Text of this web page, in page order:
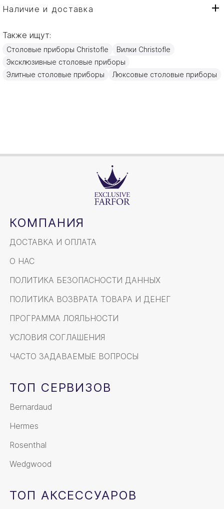
Бренд
Страна производителя
Материал
Посеребрение
Объем / Размер
20см
Наличие и доставка
Также ищут:
Столовые приборы Christofle
Вилки Christofle
Эксклюзивные столовые приборы
Элитные столовые приборы
Люксовые столовые приборы
КОМПАНИЯ
ДОСТАВКА И ОПЛАТА
О НАС
ПОЛИТИКА БЕЗОПАСНОСТИ ДАННЫХ
ПОЛИТИКА ВОЗВРАТА ТОВАРА И ДЕНЕГ
ПРОГРАММА ЛОЯЛЬНОСТИ
УСЛОВИЯ СОГЛАШЕНИЯ
ЧАСТО ЗАДАВАЕМЫЕ ВОПРОСЫ
ТОП СЕРВИЗОВ
Bernardaud
Hermes
Rosenthal
Wedgwood
ТОП АКСЕССУАРОВ